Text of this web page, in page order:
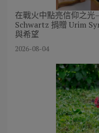
在戰火中點亮信仰之
Schwartz 捐贈 Urim
與希望
2026-08-04